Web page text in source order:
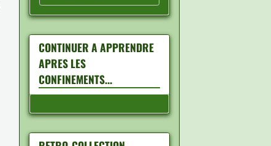
CONTINUER A APPRENDRE
APRES LES
CONFINEMENTS...